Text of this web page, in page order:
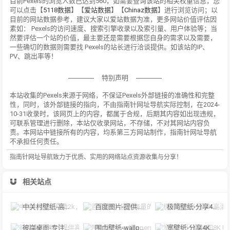
可以点击【5118数据】【爱站数据】【Chinaz数据】进行浏览访问；以
目前的网站数据参考，建议大家以爱站数据为准，更多网站价值评估因
素如： Pexels的访问速度、搜索引擎收录以及索引量、用户体验等；当
然要评估一个站的价值，最主要还是需要根据您自身的需求以及需要，
一些确切的数据则需要找 Pexels的站长进行洽谈提供。如该站的IP、
PV、跳出率等！
特别声明
本站收集的Pexels来源于网络，不保证Pexels外部链接的准确性和完整
性，同时，该外部链接的指向，不由指南针网址导航实际控制，在2024-
10-31收录时，该网页上的内容，都属于合规，后期其内容如出现违规，
可联系管理进行删除，本站仅收录网站，不存储，不对其网站内容负
责。本网站中链接所有的内容，均系第三方网站制作，指南针网址导航
不承担任何责任。
指南针网址导航致力于优质、实用的网络站点资源收集与分享！
相关站点
中关村壁纸-高清2k，4k电脑壁纸，中关村在线手机壁纸 百度图片-提供海量的高清美图，拥有极速图片搜索体验 极简壁纸-分享4K高清电脑桌面壁纸图库,海量美女,动漫,风景壁纸下载。
彼岸桌面-专注提供高清桌面壁纸下载,包括风景,日历,美女,唯美,可爱,动漫,汽车,花卉,节日,动物,游戏,qq,阿狸,好看等精美壁纸。 围巾壁纸-wallpaperscraft超清桌面壁纸，高清背景，国外的壁纸网站 宽壁纸-分享4K和8K UHD的免费高质量桌面背景壁纸